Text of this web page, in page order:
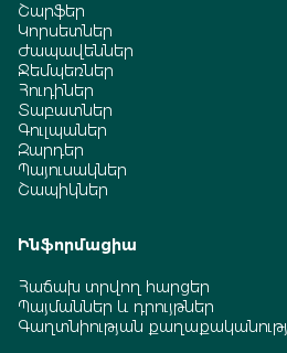
Շարֆեր
Կորսետներ
Ժապավեններ
Ջեմպեռներ
Հուդիներ
Տաբատներ
Գուլպաներ
Զարդեր
Պայուսակներ
Շապիկներ
Ինֆորմացիա
Հաճախ տրվող հարցեր
Պայմաններ և դրույթներ
Գաղտնիության